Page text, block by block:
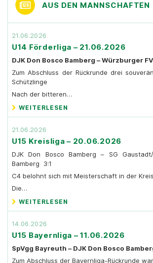
AUS DEN MANNSCHAFTEN
21.06.2026
U14 Förderliga – 21.06.2026
DJK Don Bosco Bamberg – Würzburger
Zum Abschluss der Rückrunde drei
Schützlinge
Nach der bitteren…
WEITERLESEN
21.06.2026
U15 Kreisliga – 20.06.2026
DJK Don Bosco Bamberg – SG Gaustadt/
Bamberg 3:1
C4 belohnt sich mit Meisterschaft in der
Die…
WEITERLESEN
14.06.2026
U15 Bayernliga – 11.06.2026
SpVgg Bayreuth – DJK Don Bosco
Zum Abschluss der Bayernliga-Rückrunde